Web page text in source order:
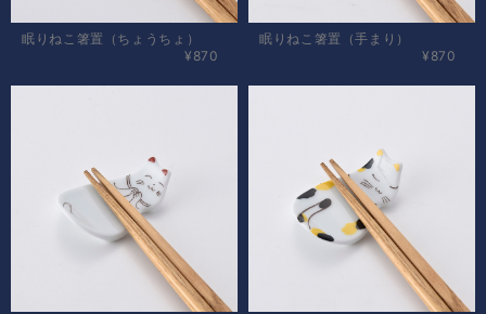
眠りねこ箸置（ちょうちょ）
¥870
眠りねこ箸置（手まり）
¥870